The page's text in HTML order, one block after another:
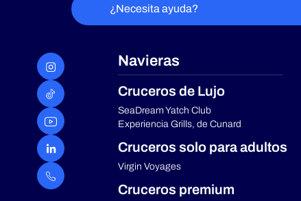
¿Necesita ayuda?
Navieras
Cruceros de Lujo
SeaDream Yatch Club
Experiencia Grills, de Cunard
Cruceros solo para adultos
Virgin Voyages
Cruceros premium